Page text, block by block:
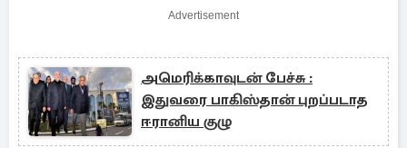
Advertisement
அமெரிக்காவுடன் பேச்சு :
இதுவரை பாகிஸ்தான் புறப்படாத
ஈரானிய குழு